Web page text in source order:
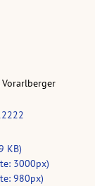
Vorarlberger
KB)
3000px)
980px)